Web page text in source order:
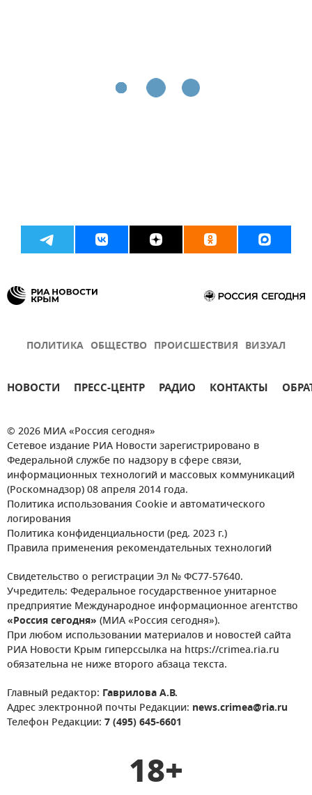
ПОЛИТИКА ОБЩЕСТВО ПРОИСШЕСТВИЯ ВИЗУАЛ
НОВОСТИ ПРЕСС-ЦЕНТР РАДИО КОНТАКТЫ
© 2026 МИА «Россия сегодня»
Сетевое издание РИА Новости зарегистрировано в
Федеральной службе по надзору в сфере связи,
информационных технологий и массовых коммуникаций
(Роскомнадзор) 08 апреля 2014 года.
Политика использования Cookie и автоматического
логирования
Политика конфиденциальности (ред. 2023 г.)
Правила применения рекомендательных технологий
Свидетельство о регистрации Эл № ФС77-57640.
Учредитель: Федеральное государственное унитарное
предприятие Международное информационное агентство
«Россия сегодня» (МИА «Россия сегодня»).
При любом использовании материалов и новостей сайта
РИА Новости Крым гиперссылка на https://crimea.ria.ru
обязательна не ниже второго абзаца текста.
Главный редактор: Гаврилова А.В.
Адрес электронной почты Редакции: news.crimea@ria.ru
Телефон Редакции: 7 (495) 645-6601
18+